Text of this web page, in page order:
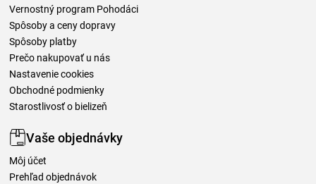
Vernostný program Pohodáci
Spôsoby a ceny dopravy
Spôsoby platby
Prečo nakupovať u nás
Nastavenie cookies
Obchodné podmienky
Starostlivosť o bielizeň
Vaše objednávky
Môj účet
Prehľad objednávok